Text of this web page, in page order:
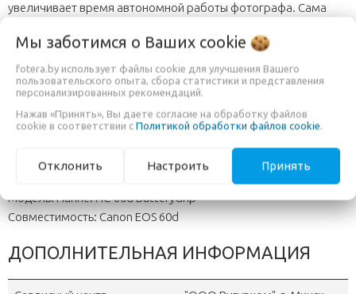
увеличивает время автономной работы фотографа. Сама
увереннее снимать телеобъективами на более длинных
выдержках.
Рукоятка оснащена дополнительной кнопкой для спуска
затвора в вертикальном положении, что значительно
режиме гораздо комфортнее.
Модель: Hahnel HC-60d BatteryGrip
Совместимость: Canon EOS 60d
ДОПОЛНИТЕЛЬНАЯ ИНФОРМАЦИЯ
Мы заботимся о Ваших cookie
fotera.by использует файлы cookie для улучшения Вашего
пользовательского опыта, сбора статистики и представления
персонализированных рекомендаций.
Нажав «Принять», Вы даете согласие на обработку файлов
cookie в соответствии с Политикой обработки файлов cookie.
Отклонить Настроить Принять